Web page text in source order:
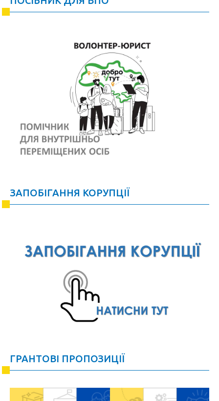
ЗАПОБІГАННЯ КОРУПЦІЇ
ГРАНТОВІ ПРОПОЗИЦІЇ